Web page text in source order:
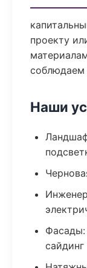
проекту
соблюдаем
Наши
Фасады:
сайдинг